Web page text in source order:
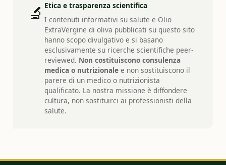
🔬Etica e trasparenza scientifica
I contenuti informativi su salute e Olio
ExtraVergine di oliva pubblicati su questo sito
hanno scopo divulgativo e si basano
esclusivamente su ricerche scientifiche peer-
reviewed. Non costituiscono consulenza
medica o nutrizionale e non sostituiscono il
parere di un medico o nutrizionista
qualificato. La nostra missione è diffondere
cultura, non sostituirci ai professionisti della
salute.